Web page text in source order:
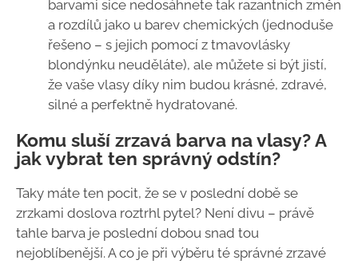
barvami sice nedosáhnete tak razantních změn
a rozdílů jako u barev chemických (jednoduše
řešeno – s jejich pomocí z tmavovlásky
blondýnku neuděláte), ale můžete si být jistí,
že vaše vlasy díky nim budou krásné, zdravé,
silné a perfektně hydratované.
Komu sluší zrzavá barva na vlasy? A
jak vybrat ten správný odstín?
Taky máte ten pocit, že se v poslední době se
zrzkami doslova roztrhl pytel? Není divu – právě
tahle barva je poslední dobou snad tou
nejoblíbenější. A co je při výběru té správné zrzavé